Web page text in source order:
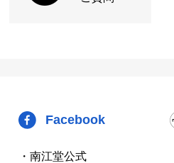
Facebook
・南江堂公式